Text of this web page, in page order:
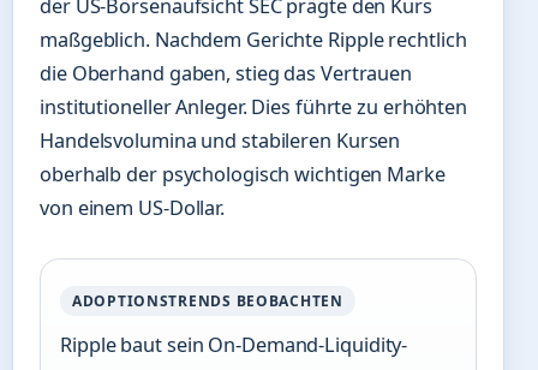
der US-Börsenaufsicht SEC prägte den Kurs
maßgeblich. Nachdem Gerichte Ripple rechtlich
die Oberhand gaben, stieg das Vertrauen
institutioneller Anleger. Dies führte zu erhöhten
Handelsvolumina und stabileren Kursen
oberhalb der psychologisch wichtigen Marke
von einem US-Dollar.
ADOPTIONSTRENDS BEOBACHTEN
Ripple baut sein On-Demand-Liquidity-